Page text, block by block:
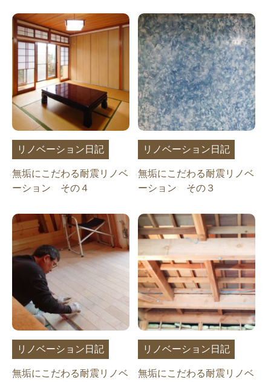
リノベーション日記
無垢にこだわる耐震リノベ
ーション その４
リノベーション日記
無垢にこだわる耐震リノベ
ーション その３
リノベーション日記
無垢にこだわる耐震リノベ
リノベーション日記
無垢にこだわる耐震リノベ